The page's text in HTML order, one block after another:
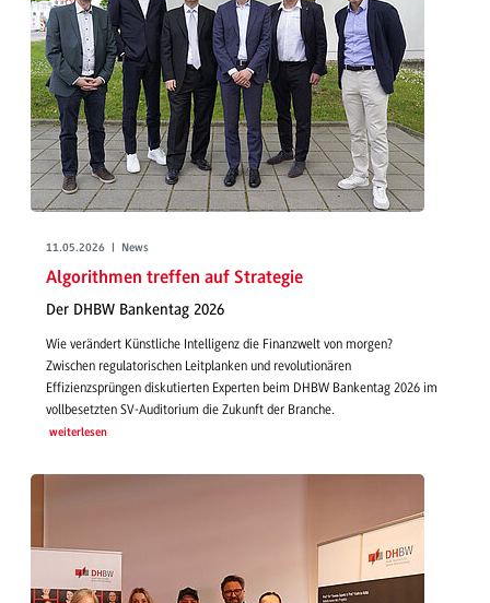
11.05.2026 | News
Algorithmen treffen auf Strategie
Der DHBW Bankentag 2026
Wie verändert Künstliche Intelligenz die Finanzwelt von morgen?
Zwischen regulatorischen Leitplanken und revolutionären
Effizienzsprüngen diskutierten Experten beim DHBW Bankentag 2026 im
vollbesetzten SV-Auditorium die Zukunft der Branche.
weiterlesen